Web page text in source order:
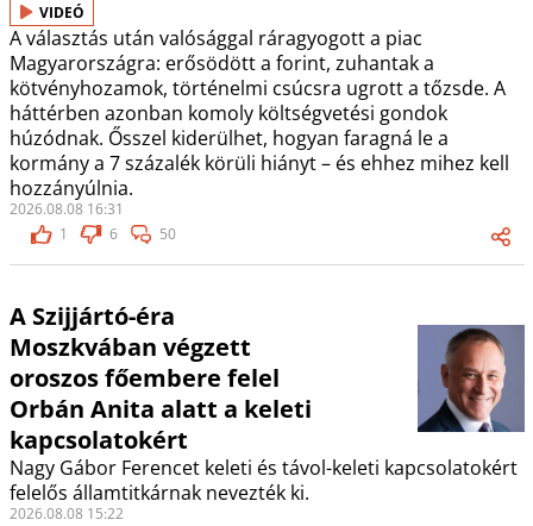
VIDEÓ
A választás után valósággal ráragyogott a piac
Magyarországra: erősödött a forint, zuhantak a
kötvényhozamok, történelmi csúcsra ugrott a tőzsde. A
háttérben azonban komoly költségvetési gondok
húzódnak. Ősszel kiderülhet, hogyan faragná le a
kormány a 7 százalék körüli hiányt – és ehhez mihez kell
hozzányúlnia.
2026.08.08 16:31
1
6 50
A Szijjártó-éra
Moszkvában végzett
oroszos főembere felel
Orbán Anita alatt a keleti
kapcsolatokért
Nagy Gábor Ferencet keleti és távol-keleti kapcsolatokért
felelős államtitkárnak nevezték ki.
2026.08.08 15:22